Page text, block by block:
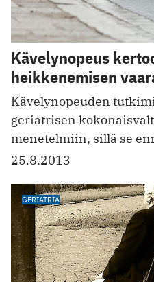
Kävelynopeus
heikkenemisen
Kävelynopeuden
geriatrisen
menetelmiin, sillä se
25.8.2013
GERIATRIA